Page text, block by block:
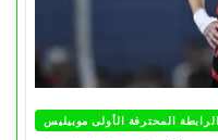
الرابطة المحترفة الأولى موبيليس